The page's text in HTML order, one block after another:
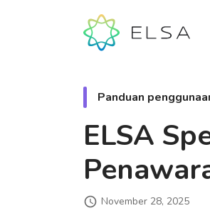
Panduan
ELSA
November 28, 2025